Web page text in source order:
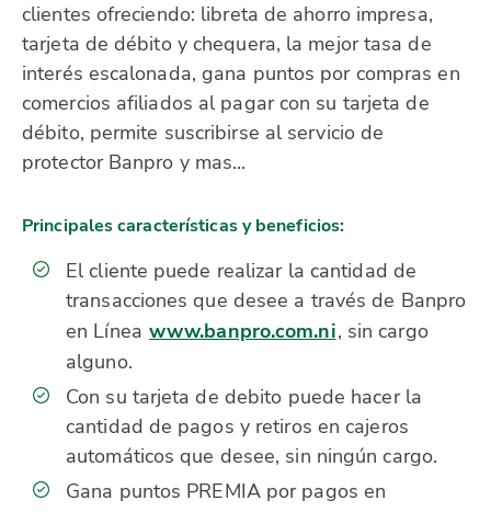
clientes ofreciendo: libreta de ahorro impresa,
tarjeta de débito y chequera, la mejor tasa de
interés escalonada, gana puntos por compras en
comercios afiliados al pagar con su tarjeta de
débito, permite suscribirse al servicio de
protector Banpro y mas...
Principales características y beneficios:
El cliente puede realizar la cantidad de
transacciones que desee a través de Banpro
en Línea www.banpro.com.ni, sin cargo
alguno.
Con su tarjeta de debito puede hacer la
cantidad de pagos y retiros en cajeros
automáticos que desee, sin ningún cargo.
Gana puntos PREMIA por pagos en